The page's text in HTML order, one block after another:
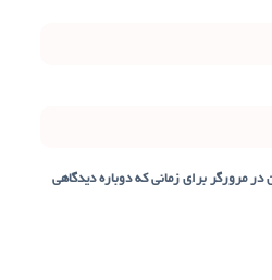
مرورگر برای زمانی که دوباره دیدگاهی